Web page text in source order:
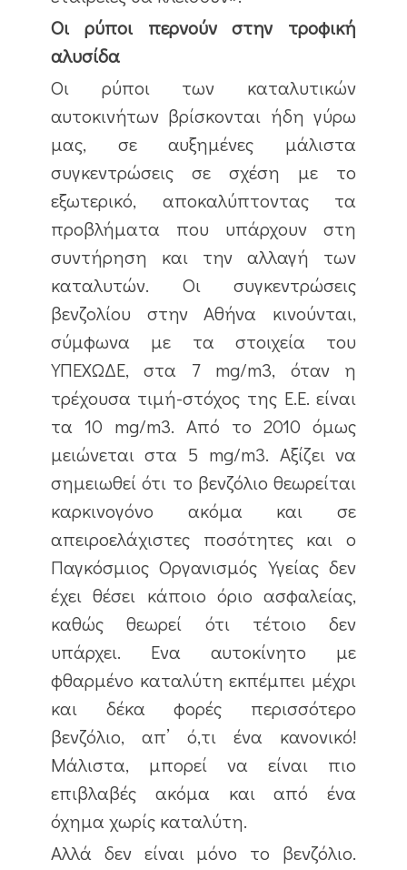
Οι ρύποι περνούν στην τροφική
αλυσίδα
Οι ρύποι των καταλυτικών
αυτοκινήτων βρίσκονται ήδη γύρω
μας, σε αυξημένες μάλιστα
συγκεντρώσεις σε σχέση με το
εξωτερικό, αποκαλύπτοντας τα
προβλήματα που υπάρχουν στη
συντήρηση και την αλλαγή των
καταλυτών. Οι συγκεντρώσεις
βενζολίου στην Αθήνα κινούνται,
σύμφωνα με τα στοιχεία του
ΥΠΕΧΩΔΕ, στα 7 mg/m3, όταν η
τρέχουσα τιμή-στόχος της Ε.Ε. είναι
τα 10 mg/m3. Από το 2010 όμως
μειώνεται στα 5 mg/m3. Αξίζει να
σημειωθεί ότι το βενζόλιο θεωρείται
καρκινογόνο ακόμα και σε
απειροελάχιστες ποσότητες και ο
Παγκόσμιος Οργανισμός Υγείας δεν
έχει θέσει κάποιο όριο ασφαλείας,
καθώς θεωρεί ότι τέτοιο δεν
υπάρχει. Ενα αυτοκίνητο με
φθαρμένο καταλύτη εκπέμπει μέχρι
και δέκα φορές περισσότερο
βενζόλιο, απ’ ό,τι ένα κανονικό!
Μάλιστα, μπορεί να είναι πιο
επιβλαβές ακόμα και από ένα
όχημα χωρίς καταλύτη.
Αλλά δεν είναι μόνο το βενζόλιο.